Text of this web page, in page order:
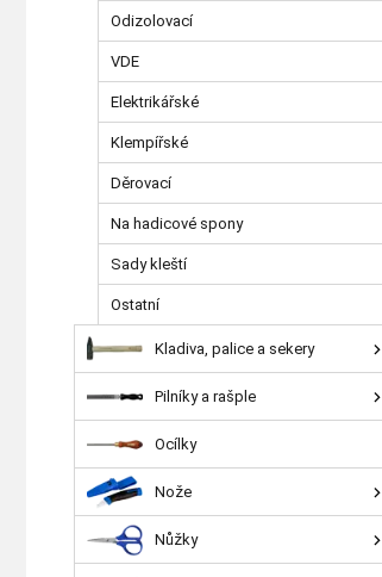
Odizolovací
VDE
Elektrikářské
Klempířské
Děrovací
Na hadicové spony
Sady kleští
Ostatní
Kladiva, palice a sekery
Pilníky a rašple
Ocílky
Nože
Nůžky